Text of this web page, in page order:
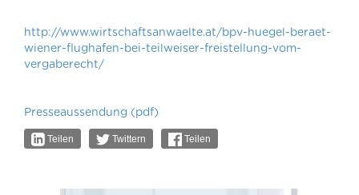
http://www.wirtschaftsanwaelte.at/bpv-huegel-beraet-
wiener-flughafen-bei-teilweiser-freistellung-vom-
vergaberecht/
Presseaussendung (pdf)
Teilen Twittern Teilen